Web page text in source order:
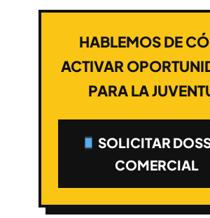
HABLEMOS DE
ACTIVAR
PARA LA
SOLICITAR
COMERCIAL